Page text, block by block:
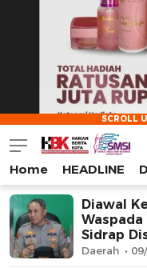
HarianBeritaKota
Mengabarkan
Home HEADLINE
Diawal
Waspada
Sidrap
Daerah